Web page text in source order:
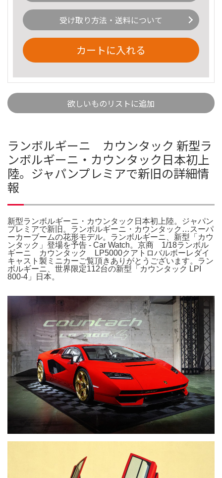
受け取り方法・送料について
カートに入れる
欲しいものリストに追加
ランボルギーニ カウンタック 新型ラ
ンボルギーニ・カウンタック日本初上
陸。ジャパンプレミアで新旧の詳細情
報
新型ランボルギーニ・カウンタック日本初上陸。ジャパン
プレミアで新旧。ランボルギーニ・カウンタック…スーパ
ーカーブームの花形モデル。ランボルギーニ、新型「カウ
ンタック」登場を予告 - Car Watch。京商 1/18ランボル
ギーニ カウンタック LP5000クアトロバルボーレダイ
キャスト製ミニカーご覧頂きありがとうございます。ラン
ボルギーニ、世界限定112台の新型「カウンタック LPI
800-4」日本。